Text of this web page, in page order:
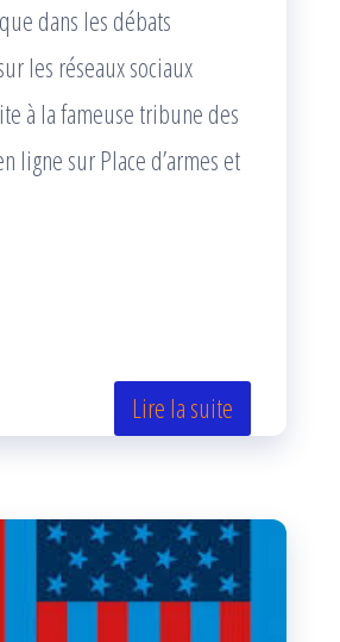
dans les débats
les réseaux sociaux
à la fameuse tribune des
ligne sur Place d’armes et
r
Lire la suite